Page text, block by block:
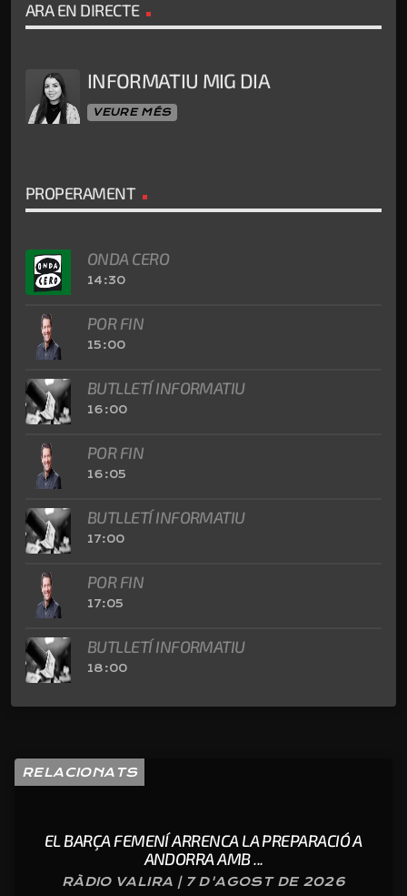
ARA EN DIRECTE
INFORMATIU MIG DIA
VEURE MÉS
PROPERAMENT
ONDA CERO
14:30
POR FIN
15:00
BUTLLETÍ INFORMATIU
16:00
POR FIN
16:05
BUTLLETÍ INFORMATIU
17:00
POR FIN
17:05
BUTLLETÍ INFORMATIU
18:00
RELACIONATS
EL BARÇA FEMENÍ ARRENCA LA PREPARACIÓ A
ANDORRA AMB ...
RÀDIO VALIRA | 7 D'AGOST DE 2026